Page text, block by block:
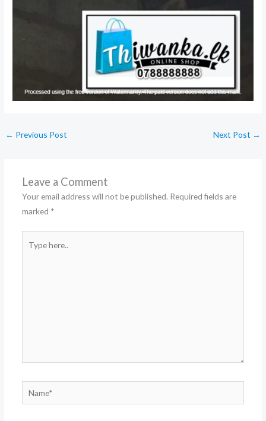
← Previous Post Next Post →
Leave a Comment
Your email address will not be published. Required fields are
marked *
here..
Name*